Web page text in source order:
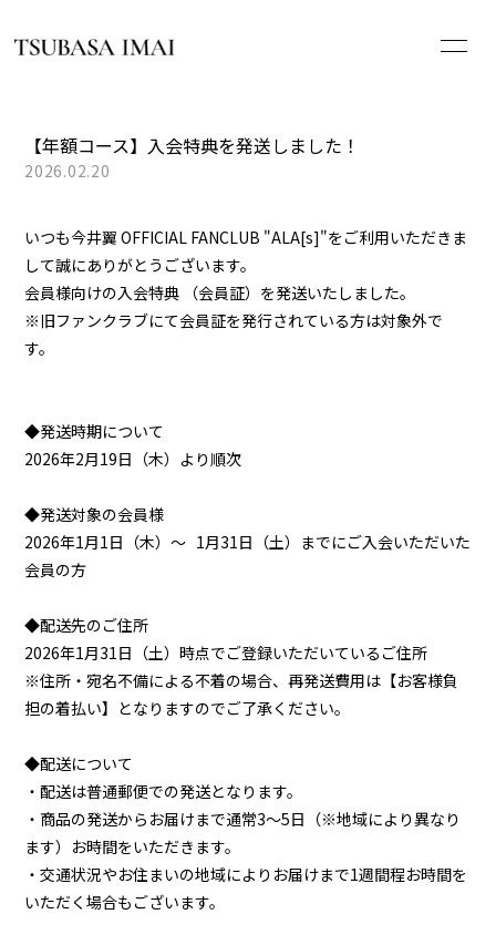
HOME
PROFILE
SCHEDULE
WHAT’S ALA[s]?
【年額コース】入会特典を発送しました！
2026.02.20
いつも今井翼 OFFICIAL FANCLUB "ALA[s]"をご利用いただきま
して誠にありがとうございます。
会員様向けの入会特典 （会員証）を発送いたしました。
※旧ファンクラブにて会員証を発行されている方は対象外で
す。
◆発送時期について
2026年2月19日（木）より順次
◆発送対象の会員様
2026年1月1日（木）～ 1月31日（土）までにご入会いただいた
会員の方
◆配送先のご住所
2026年1月31日（土）時点でご登録いただいているご住所
※住所・宛名不備による不着の場合、再発送費用は【お客様負
担の着払い】となりますのでご了承ください。
◆配送について
・配送は普通郵便での発送となります。
・商品の発送からお届けまで通常3～5日（※地域により異なり
ます）お時間をいただきます。
・交通状況やお住まいの地域によりお届けまで1週間程お時間を
いただく場合もございます。